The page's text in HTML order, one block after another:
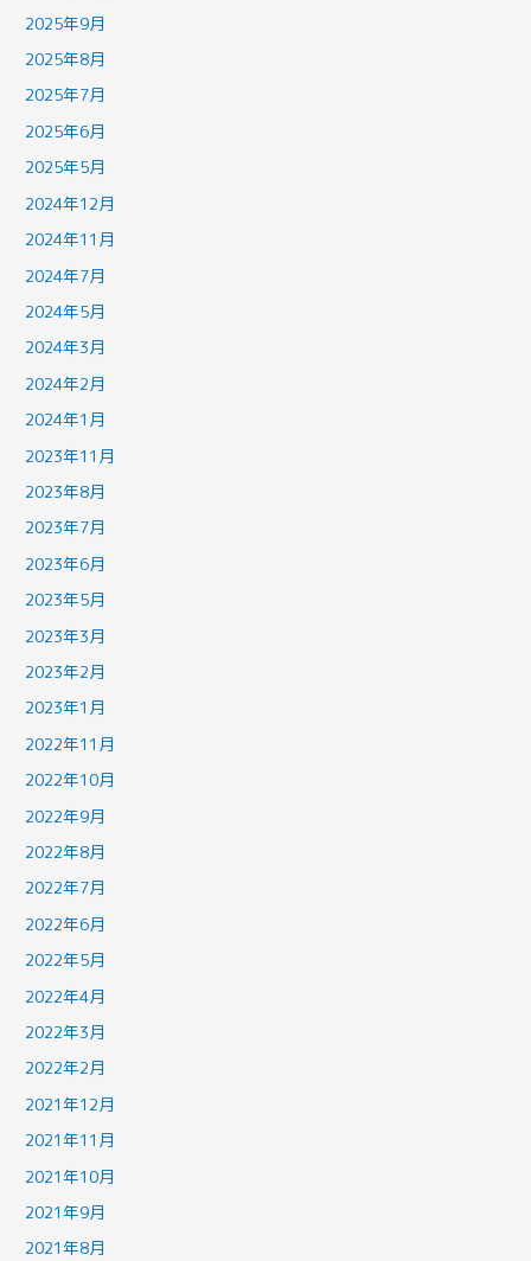
2025年9月
2025年8月
2025年7月
2025年6月
2025年5月
2024年12月
2024年11月
2024年7月
2024年5月
2024年3月
2024年2月
2024年1月
2023年11月
2023年8月
2023年7月
2023年6月
2023年5月
2023年3月
2023年2月
2023年1月
2022年11月
2022年10月
2022年9月
2022年8月
2022年7月
2022年6月
2022年5月
2022年4月
2022年3月
2022年2月
2021年12月
2021年11月
2021年10月
2021年9月
2021年8月